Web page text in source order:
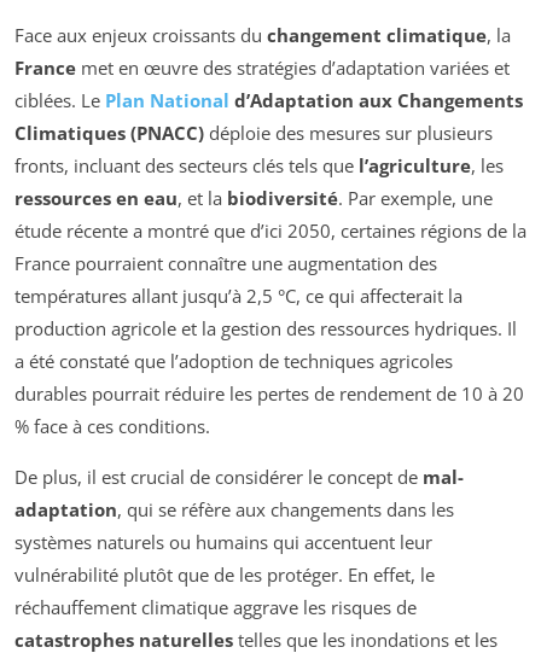
Face aux enjeux croissants du changement climatique, la
France met en œuvre des stratégies d’adaptation variées et
ciblées. Le Plan National d’Adaptation aux Changements
Climatiques (PNACC) déploie des mesures sur plusieurs
fronts, incluant des secteurs clés tels que l’agriculture, les
ressources en eau, et la biodiversité. Par exemple, une
étude récente a montré que d’ici 2050, certaines régions de la
France pourraient connaître une augmentation des
températures allant jusqu’à 2,5 °C, ce qui affecterait la
production agricole et la gestion des ressources hydriques. Il
a été constaté que l’adoption de techniques agricoles
durables pourrait réduire les pertes de rendement de 10 à 20
% face à ces conditions.
De plus, il est crucial de considérer le concept de mal-
adaptation, qui se réfère aux changements dans les
systèmes naturels ou humains qui accentuent leur
vulnérabilité plutôt que de les protéger. En effet, le
réchauffement climatique aggrave les risques de
catastrophes naturelles telles que les inondations et les